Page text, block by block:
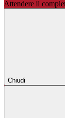
Attendere il
Chiudi